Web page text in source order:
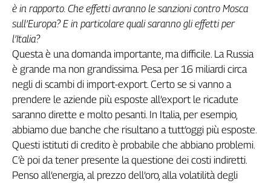
è in rapporto. Che effetti avranno le sanzioni contro Mosca
sull’Europa? E in particolare quali saranno gli effetti per
l’Italia?
Questa è una domanda importante, ma difficile. La Russia
è grande ma non grandissima. Pesa per 16 miliardi circa
negli di scambi di import-export. Certo se si vanno a
prendere le aziende più esposte all’export le ricadute
saranno dirette e molto pesanti. In Italia, per esempio,
abbiamo due banche che risultano a tutt’oggi più esposte.
Questi istituti di credito è probabile che abbiano problemi.
C’è poi da tener presente la questione dei costi indiretti.
Penso all’energia, al prezzo dell’oro, alla volatilità degli